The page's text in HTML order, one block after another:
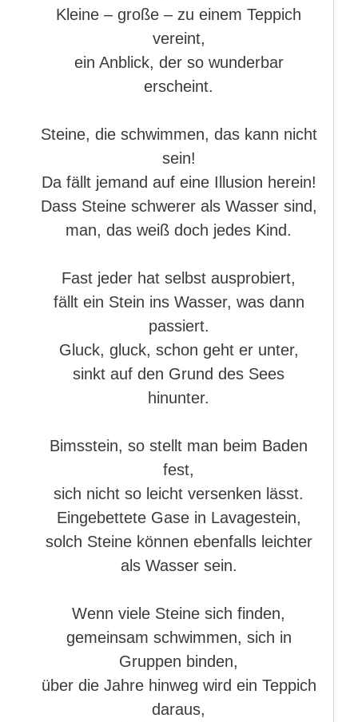
Kleine – große – zu einem Teppich
vereint,
ein Anblick, der so wunderbar
erscheint.
Steine, die schwimmen, das kann nicht
sein!
Da fällt jemand auf eine Illusion herein!
Dass Steine schwerer als Wasser sind,
man, das weiß doch jedes Kind.
Fast jeder hat selbst ausprobiert,
fällt ein Stein ins Wasser, was dann
passiert.
Gluck, gluck, schon geht er unter,
sinkt auf den Grund des Sees
hinunter.
Bimsstein, so stellt man beim Baden
fest,
sich nicht so leicht versenken lässt.
Eingebettete Gase in Lavagestein,
solch Steine können ebenfalls leichter
als Wasser sein.
Wenn viele Steine sich finden,
gemeinsam schwimmen, sich in
Gruppen binden,
über die Jahre hinweg wird ein Teppich
daraus,